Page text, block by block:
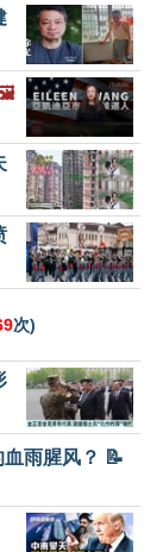
次)
雨腥风？ 📝